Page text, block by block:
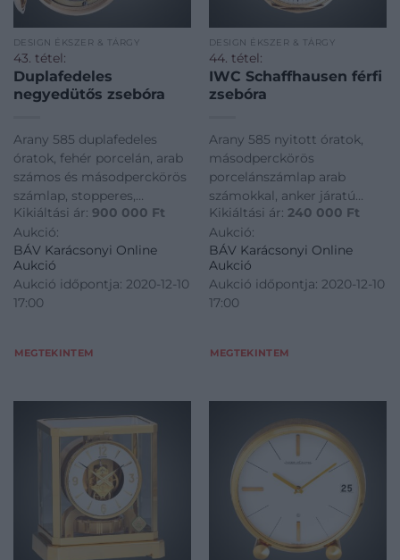
DESIGN ÉKSZER & TÁRGY
43. tétel:
Duplafedeles
negyedütős zsebóra
Arany 585 duplafedeles
óratok, fehér porcelán, arab
számos és másodperckörös
számlap, stopperes,
negyedütős anker járatú
szerkezet (Invicta), bruttó
116 g. Jelzett: Heures
Répétition Quarts
Chronographe, tokszám:
182202 Átmérő: 60 mm
Kikiáltási ár: 900 000 Ft
Aukció:
BÁV Karácsonyi Online
Aukció
Aukció időpontja: 2020-12-10
17:00
MEGTEKINTEM
DESIGN ÉKSZER & TÁRGY
44. tétel:
IWC Schaffhausen férfi
zsebóra
Arany 585 nyitott óratok,
másodperckörös
porcelánszámlap arab
számokkal, anker járatú
szerkezet, bruttó 78,9 g. Tok,
számlap, szerkezet jelzett:
IWC Schaffhausen, tokszám:
568674 Átmérő: 53 mm
Svájc, 1900 körül
Kikiáltási ár: 240 000 Ft
Aukció:
BÁV Karácsonyi Online
Aukció
Aukció időpontja: 2020-12-10
17:00
MEGTEKINTEM